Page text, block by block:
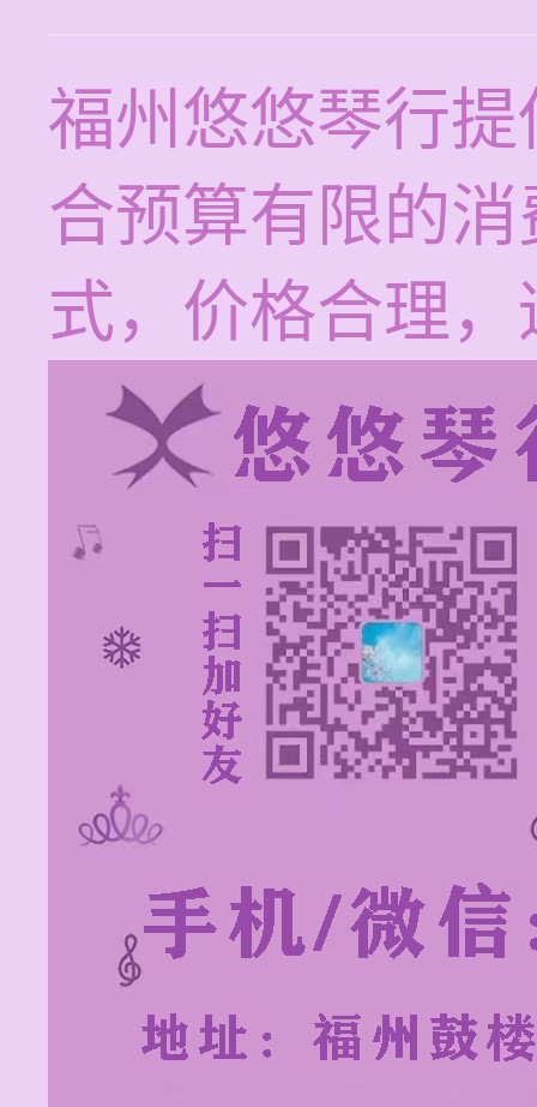
福州悠悠琴行
合预算有限的
式，价格合理